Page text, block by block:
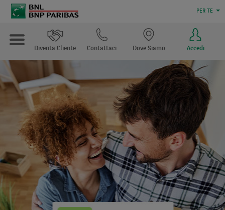
PER TE
Accedi
Dove Siamo
Contattaci
Diventa Cliente